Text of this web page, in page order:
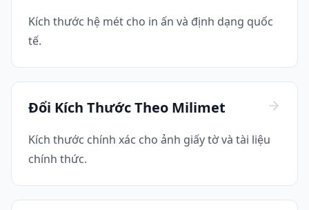
Kích thước hệ mét cho in ấn và định dạng quốc
tế.
Đổi Kích Thước Theo Milimet
Kích thước chính xác cho ảnh giấy tờ và tài liệu
chính thức.